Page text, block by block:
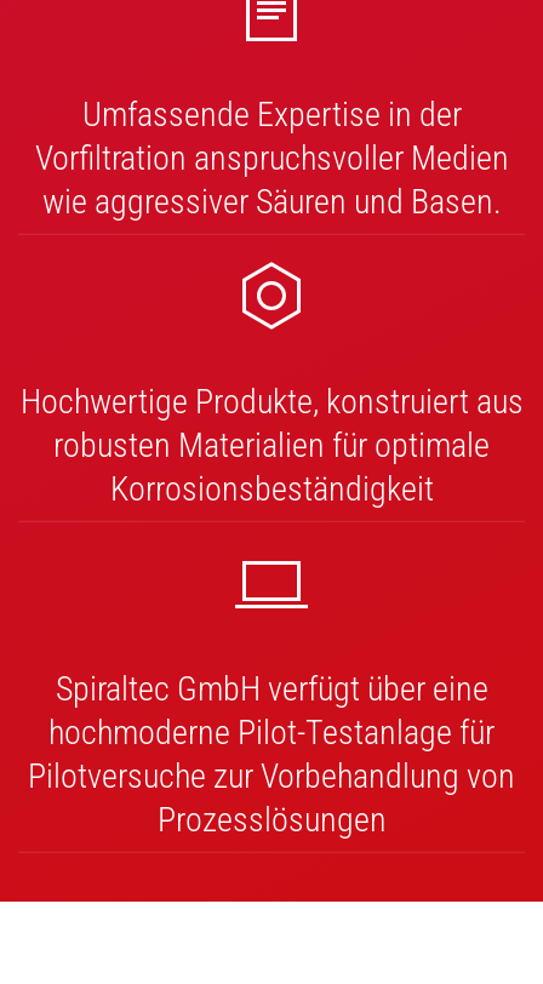
Umfassende Expertise in der
Vorfiltration anspruchsvoller Medien
wie aggressiver Säuren und Basen.
Hochwertige Produkte, konstruiert aus
robusten Materialien für optimale
Korrosionsbeständigkeit
Spiraltec GmbH verfügt über eine
hochmoderne Pilot-Testanlage für
Pilotversuche zur Vorbehandlung von
Prozesslösungen